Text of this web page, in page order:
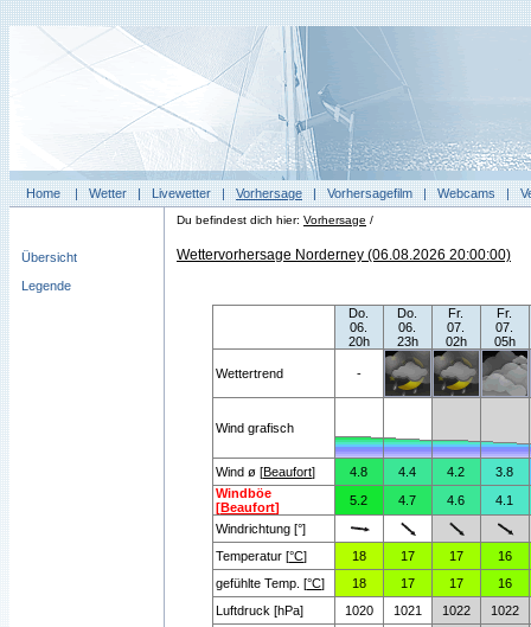
Home|Wetter|Livewetter|Vorhersage|Vorhersagefilm|Webcams|
Übersicht
Legende
Du befindest dich hier: Vorhersage /
Wettervorhersage Norderney (06.08.2026 20:00:00)
Do.
06.
20h
Do.
06.
23h
Fr.
07.
02h
Fr.
07.
05h
Wettertrend -
Wind grafisch
Wind ø [Beaufort] 4.8 4.4 4.2
3.8
Windböe
[Beaufort] 5.2 4.7 4.6
4.1
Windrichtung [°]
Temperatur [°C] 18 17 17
16
gefühlte Temp. [°C] 18 17 17
16
Luftdruck [hPa]
1020 1021 1022
1022